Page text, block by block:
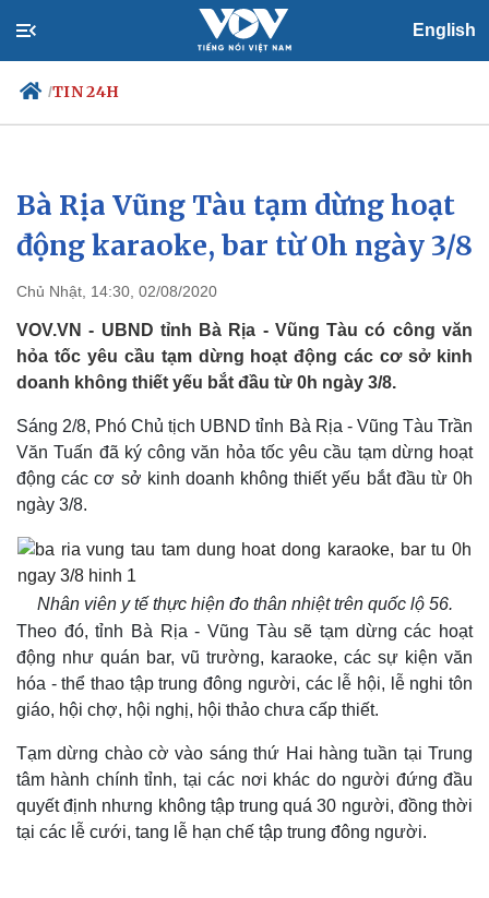
English
/TIN 24H
Chính trị
Đảng
Tổ chức nhân sự
Nhận diện sự thật
Xã hội
Tin 24h
Dự báo thời tiết
Việc làm
Biển đảo
Bà Rịa Vũng Tàu tạm dừng hoạt
động karaoke, bar từ 0h ngày 3/8
Chủ Nhật, 14:30, 02/08/2020
VOV.VN - UBND tỉnh Bà Rịa - Vũng Tàu có công văn
hỏa tốc yêu cầu tạm dừng hoạt động các cơ sở kinh
doanh không thiết yếu bắt đầu từ 0h ngày 3/8.
Sáng 2/8, Phó Chủ tịch UBND tỉnh Bà Rịa - Vũng Tàu Trần
Văn Tuấn đã ký công văn hỏa tốc yêu cầu tạm dừng hoạt
động các cơ sở kinh doanh không thiết yếu bắt đầu từ 0h
ngày 3/8.
Nhân viên y tế thực hiện đo thân nhiệt trên quốc lộ 56.
Theo đó, tỉnh Bà Rịa - Vũng Tàu sẽ tạm dừng các hoạt
động như quán bar, vũ trường, karaoke, các sự kiện văn
hóa - thể thao tập trung đông người, các lễ hội, lễ nghi tôn
giáo, hội chợ, hội nghị, hội thảo chưa cấp thiết.
Tạm dừng chào cờ vào sáng thứ Hai hàng tuần tại Trung
tâm hành chính tỉnh, tại các nơi khác do người đứng đầu
quyết định nhưng không tập trung quá 30 người, đồng thời
tại các lễ cưới, tang lễ hạn chế tập trung đông người.